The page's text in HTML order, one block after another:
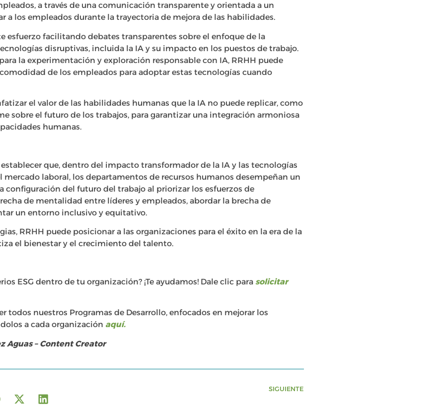
a través de una comunicación transparente y orientada a un
a los empleados durante la trayectoria de mejora de las habilidades.
esfuerzo facilitando debates transparentes sobre el enfoque de la
disruptivas, incluida la IA y su impacto en los puestos de trabajo.
la experimentación y exploración responsable con IA, RRHH puede
de los empleados para adoptar estas tecnologías cuando
el valor de las habilidades humanas que la IA no puede replicar, como
sobre el futuro de los trabajos, para garantizar una integración armoniosa
humanas.
que, dentro del impacto transformador de la IA y las tecnologías
laboral, los departamentos de recursos humanos desempeñan un
configuración del futuro del trabajo al priorizar los esfuerzos de
de mentalidad entre líderes y empleados, abordar la brecha de
un entorno inclusivo y equitativo.
RRHH puede posicionar a las organizaciones para el éxito en la era de la
el bienestar y el crecimiento del talento.
ESG dentro de tu organización? ¡Te ayudamos! Dale clic para solicitar
todos nuestros Programas de Desarrollo, enfocados en mejorar los
a cada organización aquí.
Aguas – Content Creator
SIGUIENTE